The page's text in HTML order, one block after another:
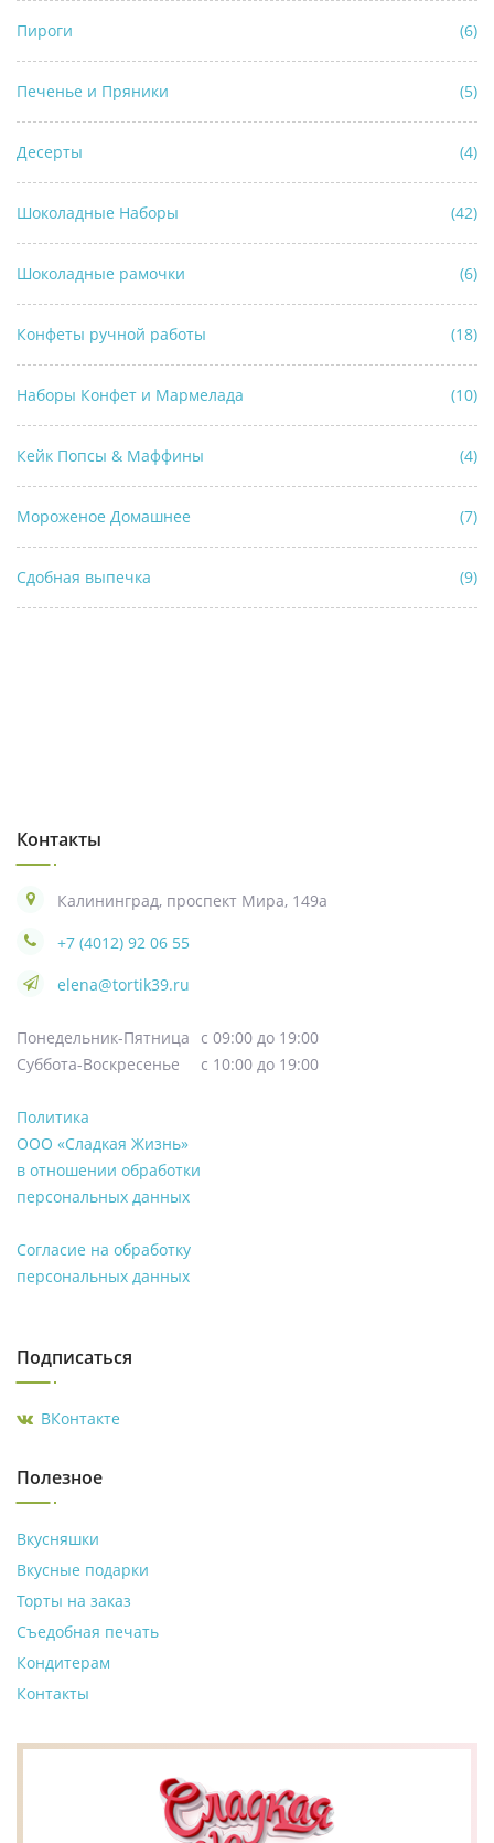
Пироги (6)
Печенье и Пряники (5)
Десерты (4)
Шоколадные Наборы (42)
Шоколадные рамочки (6)
Конфеты ручной работы (18)
Наборы Конфет и Мармелада (10)
Кейк Попсы & Маффины (4)
Мороженое Домашнее (7)
Сдобная выпечка (9)
Контакты
Калининград, проспект Мира, 149а
+7 (4012) 92 06 55
elena@tortik39.ru
Понедельник-Пятница
с 09:00 до 19:00
Суббота-Воскресенье
с 10:00 до 19:00
Политика
ООО «Сладкая Жизнь»
в отношении обработки
персональных данных
Согласие на обработку
персональных данных
Подписаться
ВКонтакте
Полезное
Вкусняшки
Вкусные подарки
Торты на заказ
Съедобная печать
Кондитерам
Контакты